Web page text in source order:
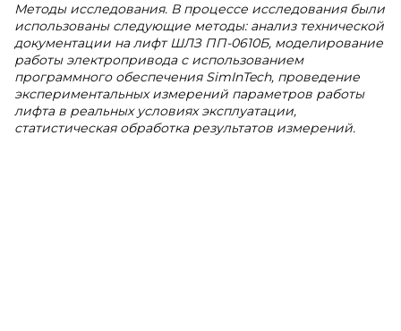
Методы исследования. В процессе исследования были
использованы следующие методы: анализ технической
документации на лифт ШЛЗ ПП-0610Б, моделирование
работы электропривода с использованием
программного обеспечения SimInTech, проведение
экспериментальных измерений параметров работы
лифта в реальных условиях эксплуатации,
статистическая обработка результатов измерений.